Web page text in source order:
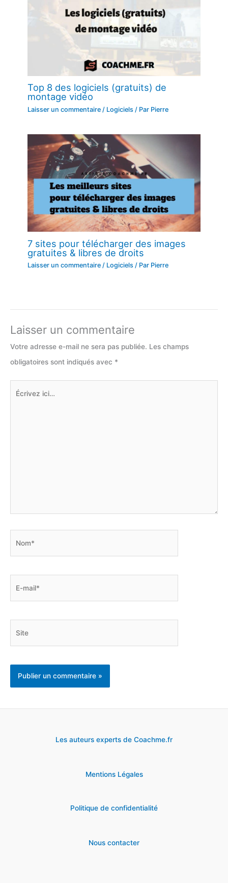
Top 8 des logiciels (gratuits) de
montage vidéo
Laisser un commentaire / Logiciels / Par Pierre
7 sites pour télécharger des images
gratuites & libres de droits
Laisser un commentaire / Logiciels / Par Pierre
Laisser un commentaire
Votre adresse e-mail ne sera pas publiée. Les champs
obligatoires sont indiqués avec *
Les auteurs experts de Coachme.fr
Mentions Légales
Politique de confidentialité
Nous contacter